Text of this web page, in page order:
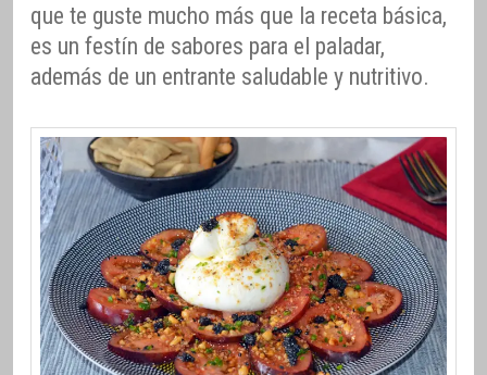
que te guste mucho más que la receta básica,
es un festín de sabores para el paladar,
además de un entrante saludable y nutritivo.